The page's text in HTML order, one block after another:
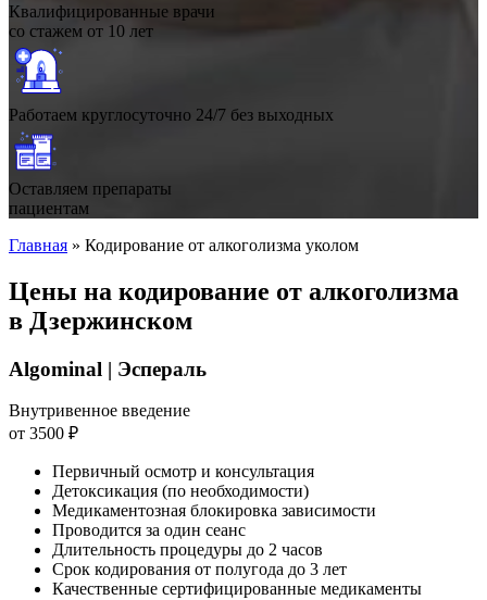
Квалифицированные врачи
со стажем от 10 лет
Работаем круглосуточно 24/7 без выходных
Оставляем препараты
пациентам
Главная » Кодирование от алкоголизма уколом
Цены на кодирование от алкоголизма
в Дзержинском
Algominal | Эспераль
Внутривенное введение
от 3500 ₽
Первичный осмотр и консультация
Детоксикация (по необходимости)
Медикаментозная блокировка зависимости
Проводится за один сеанс
Длительность процедуры до 2 часов
Срок кодирования от полугода до 3 лет
Качественные сертифицированные медикаменты